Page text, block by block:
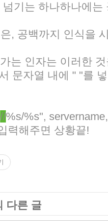
기는 하나하나에
, 공백까지 인식을
는 인자는 이러한
문자열 내에 " "를
//%s/%s",
력해주면 상황끝!
다른 글